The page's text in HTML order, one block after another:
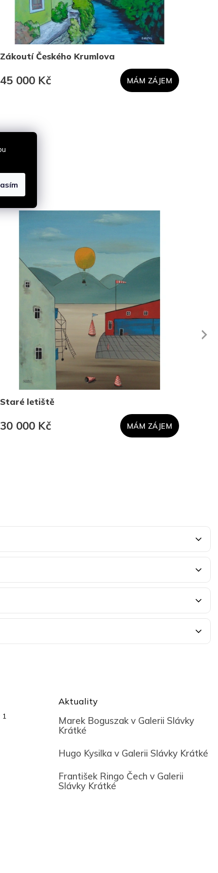
Zákoutí Českého Krumlova
45 000 Kč MÁM ZÁJEM
Staré letiště
30 000 Kč MÁM ZÁJEM
Next
1
Aktuality
Marek Boguszak v Galerii Slávky
Krátké
Hugo Kysilka v Galerii Slávky Krátké
František Ringo Čech v Galerii
Slávky Krátké